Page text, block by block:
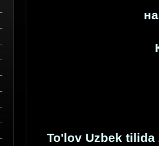
To'lov Uzbek